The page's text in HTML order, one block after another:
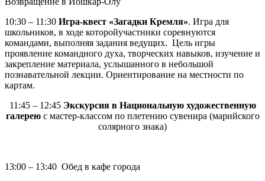
10:30 – 11:30 Игра-квест «Загадки Кремля». Игра для
школьников, в ходе которойучастники соревнуются
командами, выполняя задания ведущих. Цель игры
проявление командного духа, творческих навыков, изучение и
закрепление материала, услышанного в небольшой
познавательной лекции. Ориентирование на местности по
картам.
11:45 – 12:45 Экскурсия в Национальную художественную
галереюс мастер-классом по плетению сувенира (марийского
солярного знака)
13:00 – 13:40 Обед в кафе города